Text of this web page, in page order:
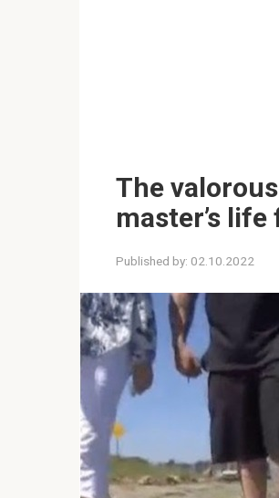
The
master’s
Published by: 02.10.2022